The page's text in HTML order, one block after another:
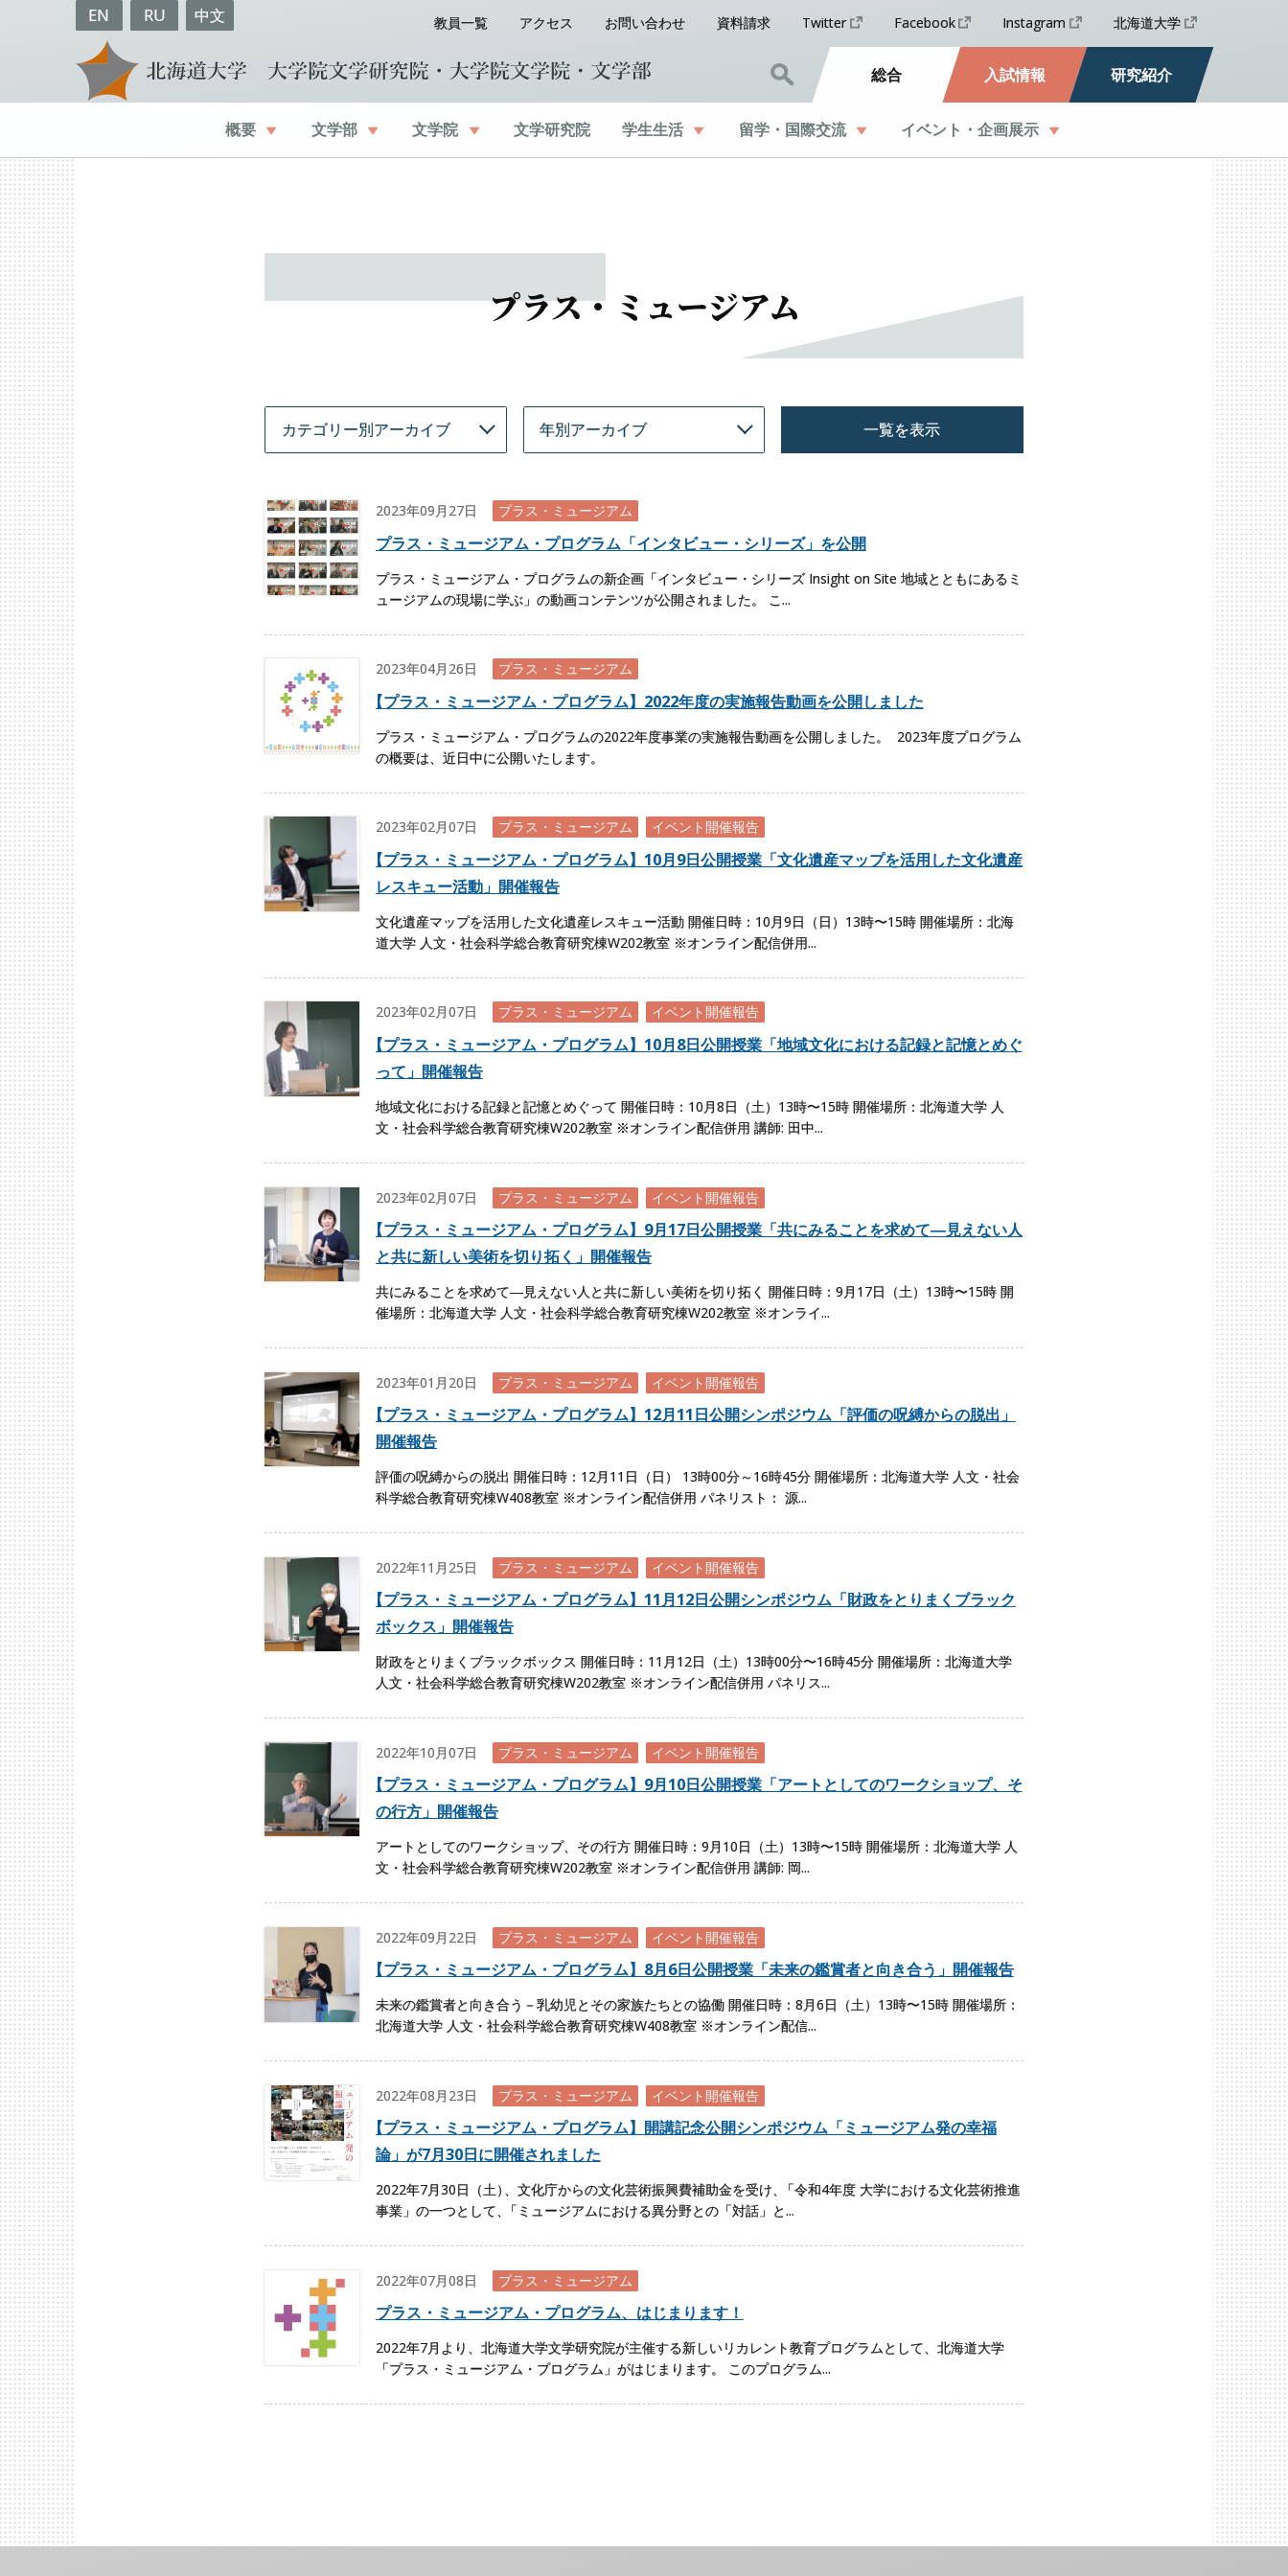
EN RU 中文 教員一覧 アクセス お問い合わせ 資料請求 Twitter Facebook Instagram 北海道大学
総合 入試情報 研究紹介
概要 文学部 文学院 文学研究院 学生生活 留学・ 国際交流 イベント ・企画展示
プラス・ミュージアム
一覧を表示
2023年09月27日 プラス・ミュージアム
プラス・ミュージアム・プログラム「インタビュー・シリーズ」を公開
プラス・ミュージアム・プログラムの新企画「インタビュー・シリーズ Insight on Site 地域とともにあるミ
ュージアムの現場に学ぶ」の動画コンテンツが公開されました。 こ...
2023年04月26日 プラス・ミュージアム
【プラス・ミュージアム・プログラム】2022年度の実施報告動画を公開しました
プラス・ミュージアム・プログラムの2022年度事業の実施報告動画を公開しました。 2023年度プログラム
の概要は、近日中に公開いたします。
2023年02月07日 プラス・ミュージアム イベント開催報告
【プラス・ミュージアム・プログラム】10月9日公開授業「文化遺産マップを活用した文化遺産
レスキュー活動」開催報告
文化遺産マップを活用した文化遺産レスキュー活動 開催日時：10月9日（日）13時〜15時 開催場所：北海
道大学 人文・社会科学総合教育研究棟W202教室 ※オンライン配信併用...
2023年02月07日 プラス・ミュージアム イベント開催報告
【プラス・ミュージアム・プログラム】10月8日公開授業「地域文化における記録と記憶とめぐ
って」開催報告
地域文化における記録と記憶とめぐって 開催日時：10月8日（土）13時〜15時 開催場所：北海道大学 人
文・社会科学総合教育研究棟W202教室 ※オンライン配信併用 講師: 田中...
2023年02月07日 プラス・ミュージアム イベント開催報告
【プラス・ミュージアム・プログラム】9月17日公開授業「共にみることを求めて―見えない人
と共に新しい美術を切り拓く」開催報告
共にみることを求めて―見えない人と共に新しい美術を切り拓く 開催日時：9月17日（土）13時〜15時 開
催場所：北海道大学 人文・社会科学総合教育研究棟W202教室 ※オンライ...
2023年01月20日 プラス・ミュージアム イベント開催報告
【プラス・ミュージアム・プログラム】12月11日公開シンポジウム「評価の呪縛からの脱出」
開催報告
評価の呪縛からの脱出 開催日時：12月11日（日） 13時00分～16時45分 開催場所：北海道大学 人文・社会
科学総合教育研究棟W408教室 ※オンライン配信併用 パネリスト： 源...
2022年11月25日 プラス・ミュージアム イベント開催報告
【プラス・ミュージアム・プログラム】11月12日公開シンポジウム「財政をとりまくブラック
ボックス」開催報告
財政をとりまくブラックボックス 開催日時：11月12日（土）13時00分〜16時45分 開催場所：北海道大学
人文・社会科学総合教育研究棟W202教室 ※オンライン配信併用 パネリス...
2022年10月07日 プラス・ミュージアム イベント開催報告
【プラス・ミュージアム・プログラム】9月10日公開授業「アートとしてのワークショップ、そ
の行方」開催報告
アートとしてのワークショップ、その行方 開催日時：9月10日（土）13時〜15時 開催場所：北海道大学 人
文・社会科学総合教育研究棟W202教室 ※オンライン配信併用 講師: 岡...
2022年09月22日 プラス・ミュージアム イベント開催報告
【プラス・ミュージアム・プログラム】8月6日公開授業「未来の鑑賞者と向き合う」開催報告
未来の鑑賞者と向き合う－乳幼児とその家族たちとの協働 開催日時：8月6日（土）13時〜15時 開催場所：
北海道大学 人文・社会科学総合教育研究棟W408教室 ※オンライン配信...
2022年08月23日 プラス・ミュージアム イベント開催報告
【プラス・ミュージアム・プログラム】開講記念公開シンポジウム「ミュージアム発の幸福
論」が7月30日に開催されました
2022年7月30日（土） 、文化庁からの文化芸術振興費補助金を受け、
「令和4年度 大学における文化芸術推進
事業」の一つとして、 「ミュージアムにおける異分野との「対話」と...
2022年07月08日 プラス・ミュージアム
プラス・ミュージアム・プログラム、はじまります！
2022年7月より、北海道大学文学研究院が主催する新しいリカレント教育プログラムとして、北海道大学
「プラス・ミュージアム・プログラム」がはじまります。 このプログラム...